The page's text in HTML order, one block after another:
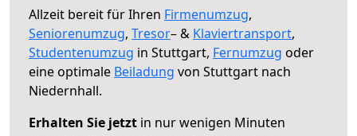
Allzeit bereit für Ihren Firmenumzug,
Seniorenumzug, Tresor– & Klaviertransport,
Studentenumzug in Stuttgart, Fernumzug oder
eine optimale Beiladung von Stuttgart nach
Niedernhall.
Erhalten Sie jetzt in nur wenigen Minuten